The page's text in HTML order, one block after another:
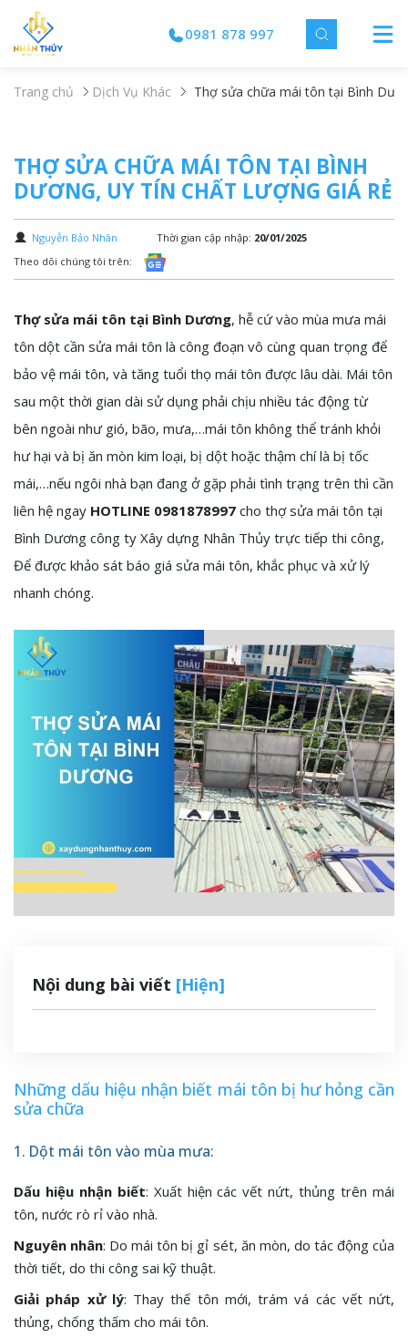
0981 878 997
Trang chủ Dịch Vụ Khác Thợ sửa chữa mái tôn tại Bình
THỢ SỬA CHỮA MÁI TÔN TẠI BÌNH
DƯƠNG, UY TÍN CHẤT LƯỢNG GIÁ RẺ
Nguyễn Bảo Nhân Thời gian cập nhập: 20/01/2025
Theo dõi chúng tôi trên:
Thợ sửa mái tôn tại Bình Dương, hễ cứ vào mùa mưa mái
tôn dột cần sửa mái tôn là công đoạn vô cùng quan trọng để
bảo vệ mái tôn, và tăng tuổi thọ mái tôn được lâu dài. Mái tôn
sau một thời gian dài sử dụng phải chịu nhiều tác động từ
bên ngoài như gió, bão, mưa,…mái tôn không thể tránh khỏi
hư hại và bị ăn mòn kim loại, bị dột hoặc thậm chí là bị tốc
mái,…nếu ngôi nhà bạn đang ở gặp phải tình trạng trên thì cần
liên hệ ngay HOTLINE 0981878997 cho thợ sửa mái tôn tại
Bình Dương công ty Xây dựng Nhân Thủy trực tiếp thi công,
Để được khảo sát báo giá sửa mái tôn, khắc phục và xử lý
nhanh chóng.
Nội dung bài viết [Hiện]
Những dấu hiệu nhận biết mái tôn bị hư hỏng cần
sửa chữa
1. Dột mái tôn vào mùa mưa:
Dấu hiệu nhận biết: Xuất hiện các vết nứt, thủng trên mái
tôn, nước rò rỉ vào nhà.
Nguyên nhân: Do mái tôn bị gỉ sét, ăn mòn, do tác động của
thời tiết, do thi công sai kỹ thuật.
Giải pháp xử lý: Thay thế tôn mới, trám vá các vết nứt,
thủng, chống thấm cho mái tôn.